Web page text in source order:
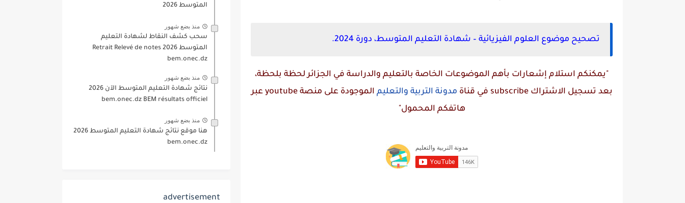
تصحيح موضوع العلوم الفيزيائية – شهادة التعليم المتوسط، دورة 2024.
"يمكنكم استلام إشعارات بأهم الموضوعات الخاصة بالتعليم والدراسة في الجزائر لحظة بلحظة،
بعد تسجيل الاشتراكsubscribe في قناة مدونة التربية والتعليم الموجودة على منصةyoutube عبر
هاتفكم المحمول"
المتوسط 2026
منذ بضع شهور
سحب كشف النقاط لشهادة التعليم
المتوسط 2026 Retrait Relevé de notes
bem.onec.dz
منذ بضع شهور
نتائج شهادة التعليم المتوسط الآن 2026
bem.onec.dz BEM résultats officiel
منذ بضع شهور
هنا موقع نتائج شهادة التعليم المتوسط 2026
bem.onec.dz
advertisement